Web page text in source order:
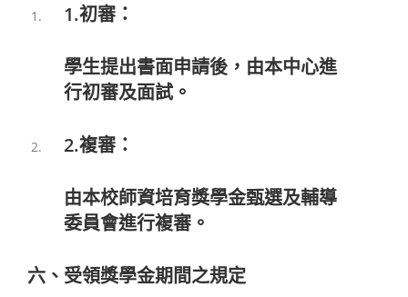
1.初審：
學生提出書面申請後，由本中心進
行初審及面試。
2.複審：
由本校師資培育獎學金甄選及輔導
委員會進行複審。
六、受領獎學金期間之規定